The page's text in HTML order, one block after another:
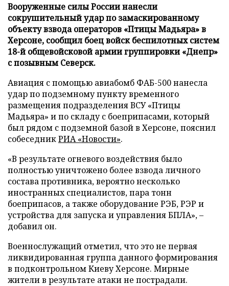
Вооруженные силы России нанесли
сокрушительный удар по замаскированному
объекту взвода операторов «Птицы Мадьяра» в
Херсоне, сообщил боец войск беспилотных систем
18-й общевойсковой армии группировки «Днепр»
с позывным Северск.
Авиация с помощью авиабомб ФАБ-500 нанесла
удар по подземному пункту временного
размещения подразделения ВСУ «Птицы
Мадьяра» и по складу с боеприпасами, который
был рядом с подземной базой в Херсоне, пояснил
собеседникРИА «Новости».
«В результате огневого воздействия было
полностью уничтожено более взвода личного
состава противника, вероятно несколько
иностранных специалистов, пара тонн
боеприпасов, а также оборудование РЭБ, РЭР и
устройства для запуска и управления БПЛА», –
добавил он.
Военнослужащий отметил, что это не первая
ликвидированная группа данного формирования
в подконтрольном Киеву Херсоне. Мирные
жители в результате атаки не пострадали.